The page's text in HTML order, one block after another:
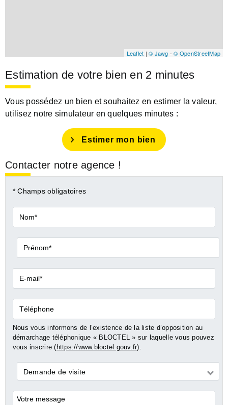
Leaflet | © Jawg -© OpenStreetMap
Estimation de votre bien en 2 minutes
Vous possédez un bien et souhaitez en estimer la valeur,
utilisez notre simulateur en quelques minutes :
Estimer mon bien
Contacter notre agence !
* Champs obligatoires
Nom*
Prénom*
E-
mail*
Téléphone
Nous vous informons de l’existence de la liste d’opposition au
démarchage téléphonique « BLOCTEL » sur laquelle vous pouvez
vous inscrire (https://www.bloctel.gouv.fr).
Demande
*
Demande de visite
Commentaires